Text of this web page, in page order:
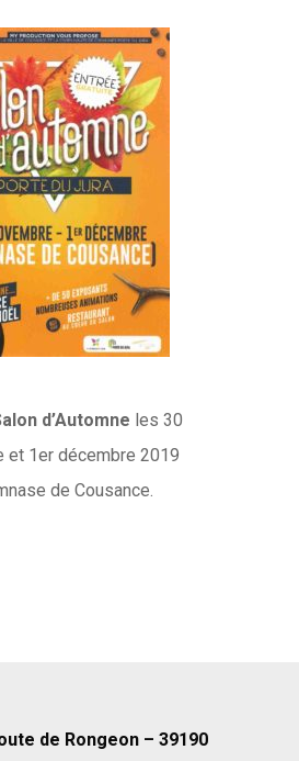
d’Automne les 30
et 1er décembre 2019
de Cousance.
de Rongeon – 39190